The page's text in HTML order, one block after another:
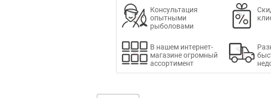
Консультация
опытными
рыболовами
В нашем интернет-
магазине огромный
ассортимент